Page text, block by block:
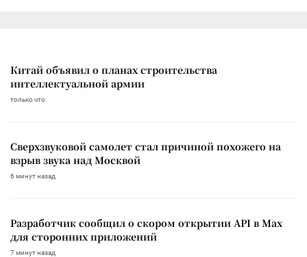
Китай объявил о планах строительства
интеллектуальной армии
только что
Сверхзвуковой самолет стал причиной похожего на
взрыв звука над Москвой
6 минут назад
Разработчик сообщил о скором открытии API в Max
для сторонних приложений
7 минут назад